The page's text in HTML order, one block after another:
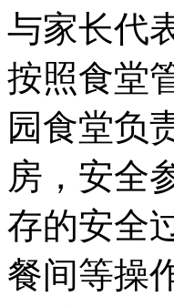
与家长代
按照食堂
园食堂负
房，安全
存的安全
餐间等操